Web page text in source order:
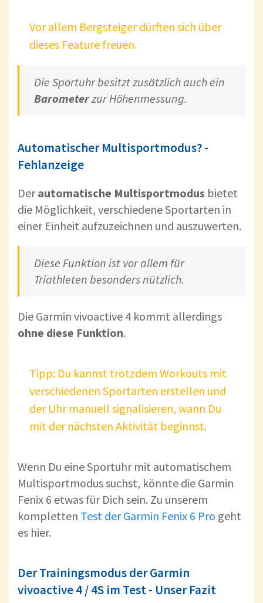
Vor allem Bergsteiger dürften sich über
dieses Feature freuen.
Die Sportuhr besitzt zusätzlich auch ein
Barometerzur Höhenmessung.
Automatischer Multisportmodus? -
Fehlanzeige
Derautomatische Multisportmodus bietet
die Möglichkeit, verschiedene Sportarten in
einer Einheit aufzuzeichnen und auszuwerten.
Diese Funktion ist vor allem für
Triathleten besonders nützlich.
Die Garmin vivoactive 4 kommt allerdings
ohne diese Funktion.
Tipp: Du kannst trotzdem Workouts mit
verschiedenen Sportarten erstellen und
der Uhr manuell signalisieren, wann Du
mit der nächsten Aktivität beginnst.
Wenn Du eine Sportuhr mit automatischem
Multisportmodus suchst, könnte die Garmin
Fenix 6 etwas für Dich sein. Zu unserem
kompletten Test der Garmin Fenix 6 Pro geht
es hier.
Der Trainingsmodus der Garmin
vivoactive 4 / 4S im Test - Unser Fazit